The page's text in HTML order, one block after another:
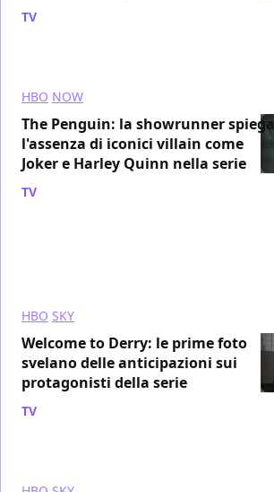
TV
HBO NOW
The Penguin: la showrunner spiega
l'assenza di iconici villain come
Joker e Harley Quinn nella serie
TV
HBO SKY
Welcome to Derry: le prime foto
svelano delle anticipazioni sui
protagonisti della serie
TV